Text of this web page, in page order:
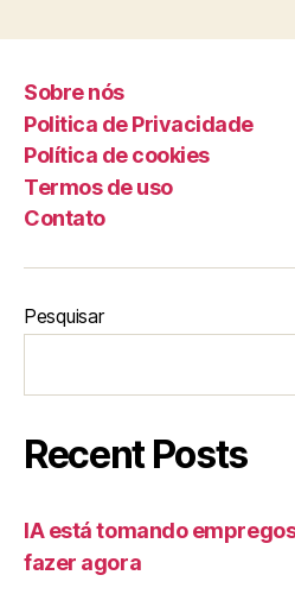
Sobre nós
Politica de Privacidade
Política de cookies
Termos de uso
Contato
Pesquisar
Recent Posts
IA está tomando
fazer agora